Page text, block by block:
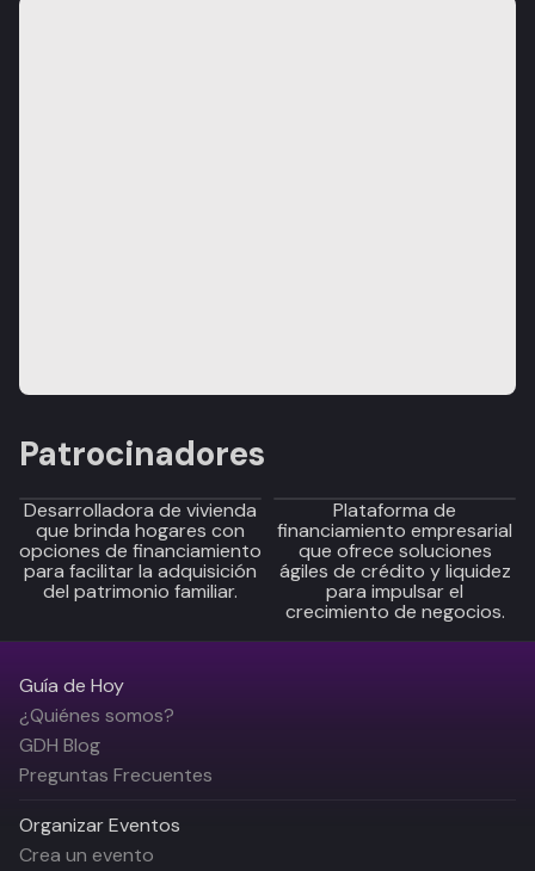
Patrocinadores
Desarrolladora de vivienda
que brinda hogares con
opciones de financiamiento
para facilitar la adquisición
del patrimonio familiar.
Plataforma de
financiamiento empresarial
que ofrece soluciones
ágiles de crédito y liquidez
para impulsar el
crecimiento de negocios.
Guía de Hoy
¿Quiénes somos?
GDH Blog
Preguntas Frecuentes
Organizar Eventos
Crea un evento